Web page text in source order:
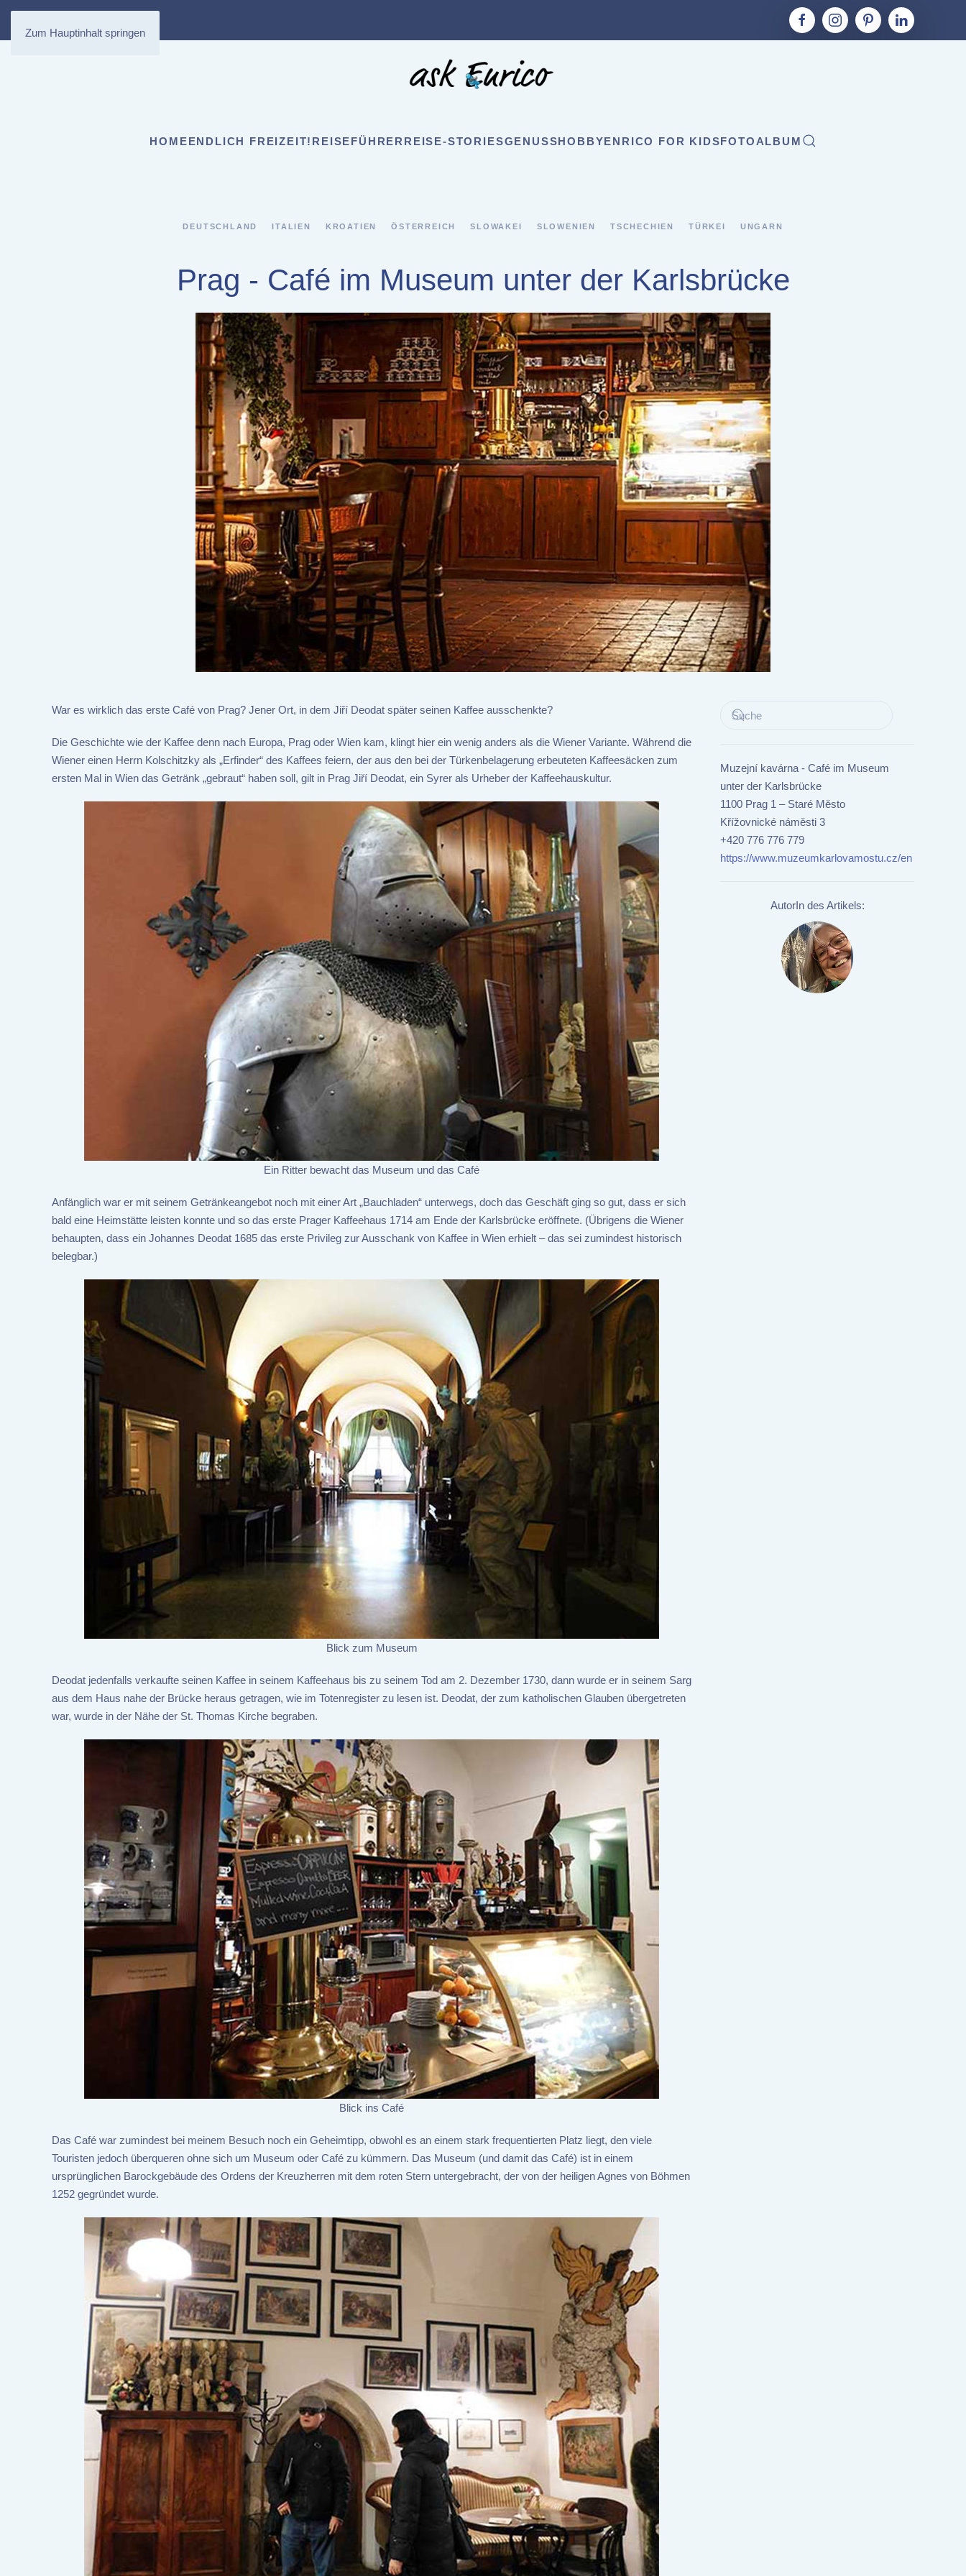
Zum Hauptinhalt springen
HOMEENDLICH FREIZEIT! REISEFÜHRER REISE-STORIESGENUSSHOBBYENRICO FOR KIDSFOTOALBUM
DEUTSCHLAND ITALIEN KROATIEN ÖSTERREICH SLOWAKEI SLOWENIEN TSCHECHIEN TÜRKEI UNGARN
Prag - Café im Museum unter der Karlsbrücke
War es wirklich das erste Café von Prag? Jener Ort, in dem Jiří Deodat später seinen Kaffee ausschenkte?
Die Geschichte wie der Kaffee denn nach Europa, Prag oder Wien kam, klingt hier ein wenig anders als die Wiener Variante. Während die
Wiener einen Herrn Kolschitzky als „Erfinder“ des Kaffees feiern, der aus den bei der Türkenbelagerung erbeuteten Kaffeesäcken zum
ersten Mal in Wien das Getränk „gebraut“ haben soll, gilt in Prag Jiří Deodat, ein Syrer als Urheber der Kaffeehauskultur.
Ein Ritter bewacht das Museum und das Café
Anfänglich war er mit seinem Getränkeangebot noch mit einer Art „Bauchladen“ unterwegs, doch das Geschäft ging so gut, dass er sich
bald eine Heimstätte leisten konnte und so das erste Prager Kaffeehaus 1714 am Ende der Karlsbrücke eröffnete. (Übrigens die Wiener
behaupten, dass ein Johannes Deodat 1685 das erste Privileg zur Ausschank von Kaffee in Wien erhielt – das sei zumindest historisch
belegbar.)
Blick zum Museum
Deodat jedenfalls verkaufte seinen Kaffee in seinem Kaffeehaus bis zu seinem Tod am 2. Dezember 1730, dann wurde er in seinem Sarg
aus dem Haus nahe der Brücke heraus getragen, wie im Totenregister zu lesen ist. Deodat, der zum katholischen Glauben übergetreten
war, wurde in der Nähe der St. Thomas Kirche begraben.
Blick ins Café
Das Café war zumindest bei meinem Besuch noch ein Geheimtipp, obwohl es an einem stark frequentierten Platz liegt, den viele
Touristen jedoch überqueren ohne sich um Museum oder Café zu kümmern. Das Museum (und damit das Café) ist in einem
ursprünglichen Barockgebäude des Ordens der Kreuzherren mit dem roten Stern untergebracht, der von der heiligen Agnes von Böhmen
1252 gegründet wurde.
Muzejní kavárna - Café im Museum
unter der Karlsbrücke
1100 Prag 1 – Staré Město
Křížovnické náměsti 3
+420 776 776 779
https://www.muzeumkarlovamostu.cz/en
AutorIn des Artikels: